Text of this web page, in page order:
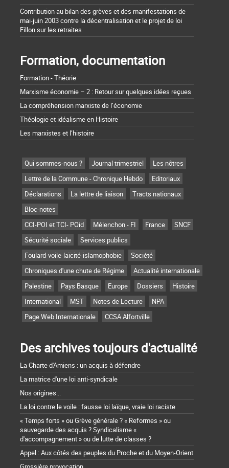
Contribution au bilan des grèves et des manifestations de
mai-juin 2003 contre la décentralisation et le projet de loi
Fillon sur les retraites
Formation, documentation
Formation - Théorie
Marxisme économie – 2 : Retour sur quelques idées reçues
La compréhension marxiste de l’économie
Théologie et idéalisme en Histoire
Les marxistes et l’histoire
Qui sommes-nous ? Journal trimestriel
Les nôtres
Lettre de la Commune - Chronique Hebdo
Editoriaux
Déclarations
La lettre de liaison
Tracts nationaux
Bloc-notes
CCI-POI et TCI- POid
Mélenchon - FI France
SNCF
Sécurité sociale
Services publics
Foulard-voile-laïcité-islamophobie
Société
Chroniques d'une chute de Régime
Actualité internationale
Palestine
Pays Basque Europe Dossiers
Histoire
International
MST Notes de Lecture
NPA
Page Web Internationale
CCSA Alfortville
Des archives toujours d'actualité
La Charte d'Amiens : un acquis à défendre
La matrice d'une loi anti-syndicale
Nos origines...
La loi contre le voile : fausse loi laïque, vraie loi raciste
« Temps forts » ou Grève générale ? « Reformes » ou
sauvegarde des acquis ? Syndicalisme «
d'accompagnement » ou de lutte de classes ?
Appel : Aux côtés des peuples du Proche et du Moyen-Orient